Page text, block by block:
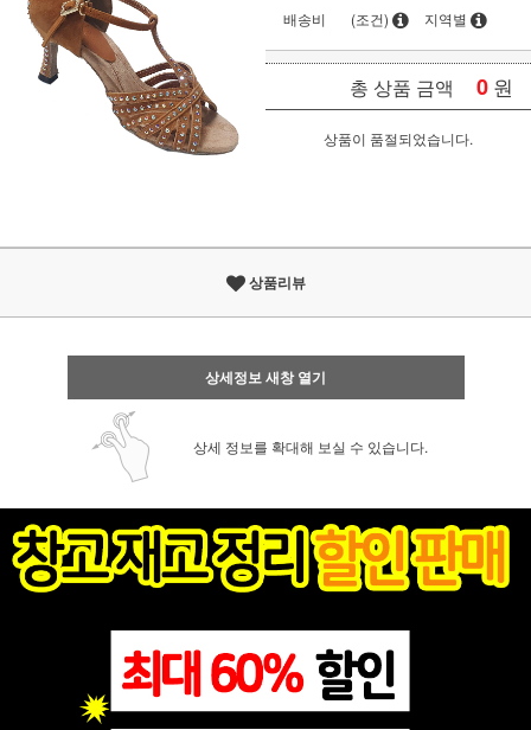
배송비
(조건) 지역별
총 상품 금액 0 원
상품이 품절되었습니다.
상품리뷰
상세정보 새창 열기
상세 정보를 확대해 보실 수 있습니다.